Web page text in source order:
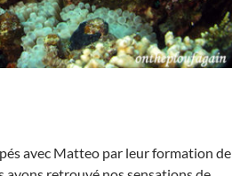
avec Matteo par leur formation de